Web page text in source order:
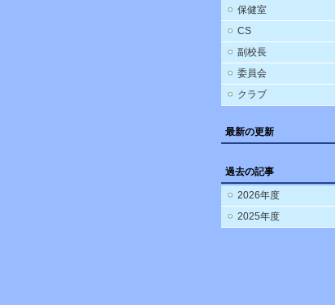
保健室
CS
副校長
委員会
クラブ
最新の更新
過去の記事
2026年度
2025年度